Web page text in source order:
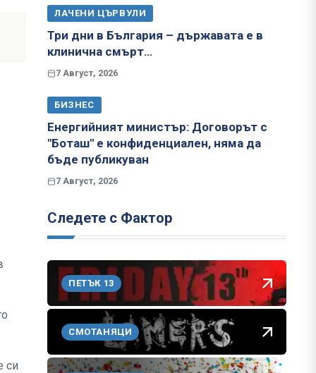
си
ЛАЧЕНИ ЦЪРВУЛИ
Три дни в България – държавата е в
клинична смърт…
7 Август, 2026
БИЗНЕС
Енергийният министър: Договорът с
"Боташ" е конфиденциален, няма да
бъде публикуван
7 Август, 2026
Следете с Фактор
ПЕТЪК 13
СМОТАНЯЦИ